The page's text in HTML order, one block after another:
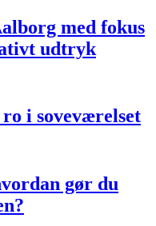
med fokus
udtryk
i soveværelset
gør du